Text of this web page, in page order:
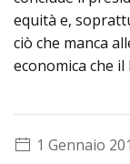
equità e,
ciò che manca
economica che
1 Gennaio